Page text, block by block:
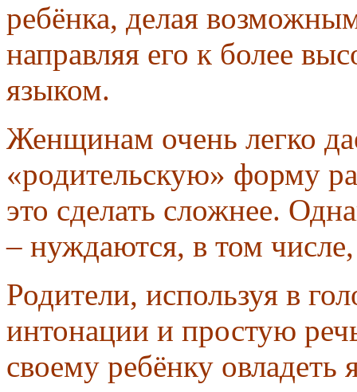
ребёнка, делая
направляя его к более
языком.
Женщинам очень легко
«родительскую» форму
это сделать сложнее.
– нуждаются, в том
Родители, используя в
интонации и простую
своему ребёнку